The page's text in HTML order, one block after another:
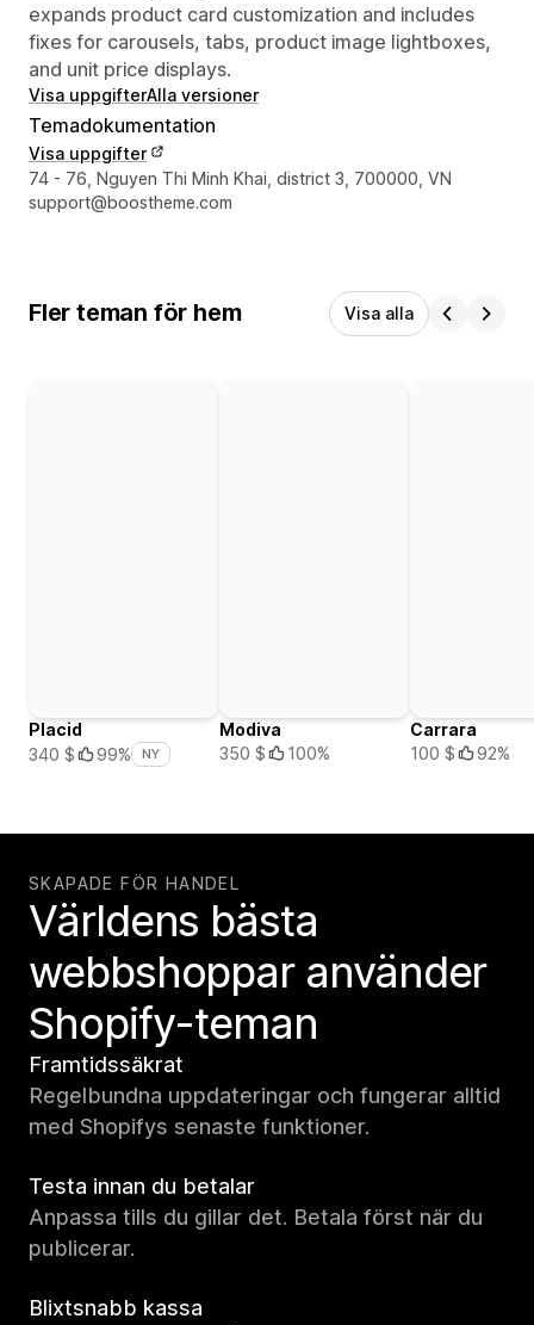
expands product card customization and includes
fixes for carousels, tabs, product image lightboxes,
and unit price displays.
Visa uppgifterAlla versioner
Temadokumentation
Visa uppgifter
Designerns kontaktuppgifter
74 - 76, Nguyen Thi Minh Khai, district 3, 700000, VN
support@boostheme.com
Fler teman för hem Visa alla
Placid
340 $
99% NY
Modiva
350 $
100%
Carrara
100 $
92%
SKAPADE FÖR HANDEL
Världens bästa
webbshoppar använder
Shopify-teman
Framtidssäkrat
Regelbundna uppdateringar och fungerar alltid
med Shopifys senaste funktioner.
Testa innan du betalar
Anpassa tills du gillar det. Betala först när du
publicerar.
Blixtsnabb kassa